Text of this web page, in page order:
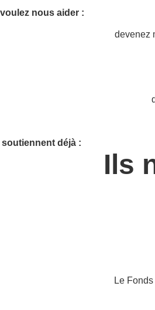
nous aider :
devenez
soutiennent déjà :
Ils
Le